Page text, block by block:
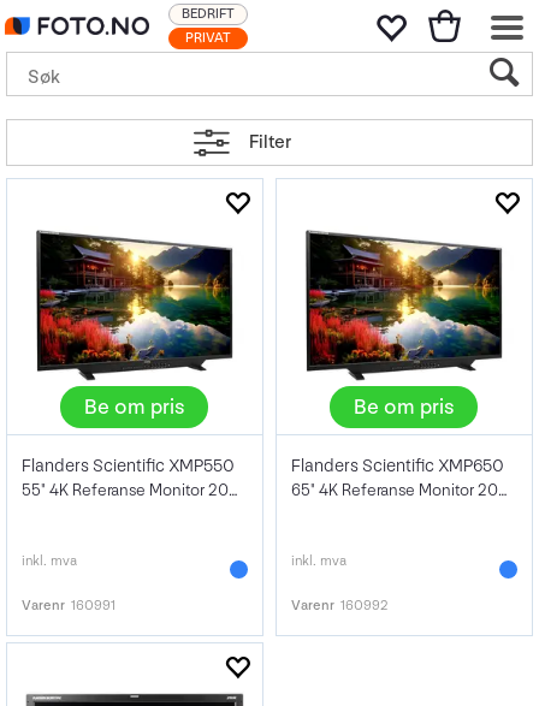
PRIVAT
BEDRIFT
Filter
Be om pris
Flanders Scientific XMP550
55" 4K Referanse Monitor 2000 NIT
inkl. mva
Varenr 160991
Be om pris
Flanders Scientific XMP650
65" 4K Referanse Monitor 2000 NIT
inkl. mva
Varenr 160992